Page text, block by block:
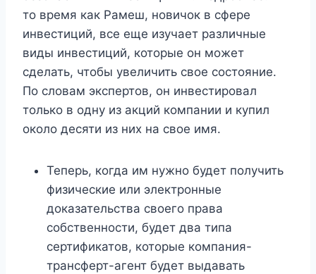
то время как Рамеш, новичок в сфере
инвестиций, все еще изучает различные
виды инвестиций, которые он может
сделать, чтобы увеличить свое состояние.
По словам экспертов, он инвестировал
только в одну из акций компании и купил
около десяти из них на свое имя.
Теперь, когда им нужно будет получить
физические или электронные
доказательства своего права
собственности, будет два типа
сертификатов, которые компания-
трансферт-агент будет выдавать